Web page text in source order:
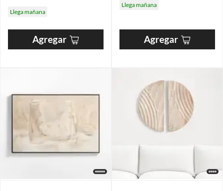
Llega mañana
Agregar
Llega mañana
Agregar